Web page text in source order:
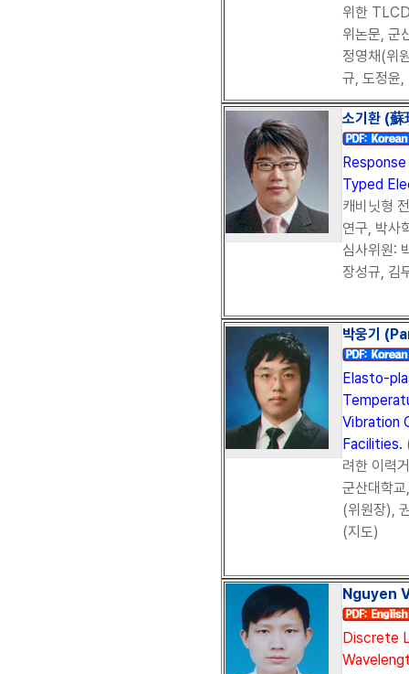
위한
위논문, 군
정영채(위
규, 도정윤,
소기환 (
Typed
캐비닛형
연구, 박사
심사위원:
장성규, 김
박웅기
Elasto-
Vibration
Facilities.
려한 이력
군산대학
(위원장),
(지도)
Nguyen
Discrete